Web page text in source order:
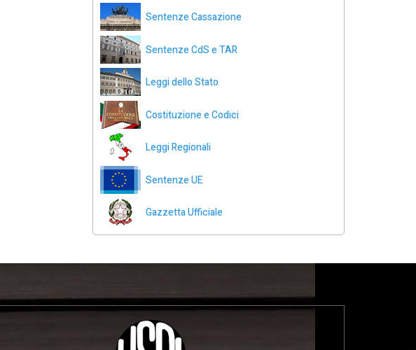
Sentenze Cassazione
Sentenze CdS e TAR
Leggi dello Stato
Costituzione e Codici
Leggi Regionali
Sentenze UE
Gazzetta Ufficiale